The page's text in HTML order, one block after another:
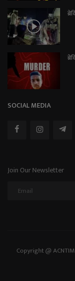
SOCIAL MEDIA
Join Our Newsletter
Copyright @